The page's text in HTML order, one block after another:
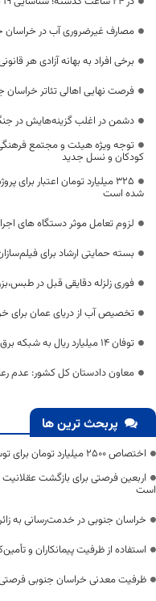
مصارف غیرضروری آب در
برخی افراد به بهانه آزادی هر
فرصت نهایی اهالی تئاتر خراسان
دشمن در اغلب گزینه‌هایش در
توجه ویژه هیئت و مجتمع
کودکان و نسل جدید
۳۲۵ میلیارد تومان اعتبار
شده است
لزوم تعامل موثر دستگاه های
بسته حمایتی ارشاد برای
فوری زلزله دقایقی قبل در طبس،بزرگی : ۳.۳ عمق : ۱۰
تخصیص آب از دریای عمان برای
توفان 14 میلیارد ریال به شبکه برق خراسان جنوبی خسارت زد
معاون دادستان کل کشور: عدم
پربحث ترین ها
اختصاص 2500 میلیارد تومان برای توسعه راه‌های دوبانده خراسان جنوبی
اربعین فرصتی برای بازگشت
است
خراسان جنوبی در خدمت‌رسانی به
استفاده از ظرفیت پیمانکاران و
ظرفیت معدنی خراسان جنوبی